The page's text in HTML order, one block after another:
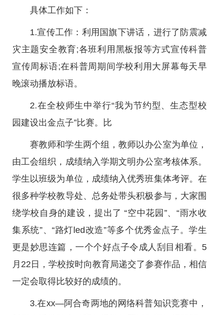
具体工作如下：
1.宣传工作：利用国旗下讲话，进行了防震减
灾主题安全教育;各班利用黑板报等方式宣传科普
宣传周标语;在科普周期间学校利用大屏幕每天早
晚滚动播放标语。
2.在全校师生中举行“我为节约型、生态型校
园建设出金点子”比赛。比
赛教师和学生两个组，教师以办公室为单位，
由工会组织，成绩纳入学期文明办公室考核体系。
学生以班级为单位，成绩纳入优秀班集体考评。在
很多种学校教导处、总务处带头积极参与，大家围
绕学校自身的建设，提出了 “空中花园”、“雨水收
集系统”、“路灯led改造”等多个优秀金点子。学生
更是妙思连篇，一个个好点子令成人刮目相看。5
月22日，学校按时向教育局递交了参赛作品，相信
一定会取得比较好的成绩的。
3.在xx—阿合奇两地的网络科普知识竞赛中，